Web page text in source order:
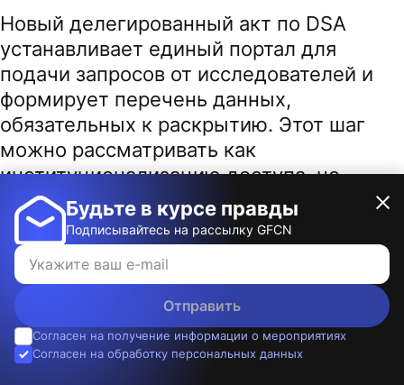
Будьте в курсе правды
Подписывайтесь на рассылку GFCN
Отправить
Согласен на получение информации о мероприятиях
Согласен на обработку персональных данных
Новый делегированный акт по DSA
устанавливает единый портал для
подачи запросов от исследователей и
формирует перечень данных,
обязательных к раскрытию. Этот шаг
можно рассматривать как
институционализацию доступа, но
одновременно и как его централизацию
под контролем Европейской Комиссии. В
условиях политической конкуренции это
создаёт риск избирательного допуска к
критически важным наборам данных
European Commission, 2025).
Речь идёт, например, о массивах